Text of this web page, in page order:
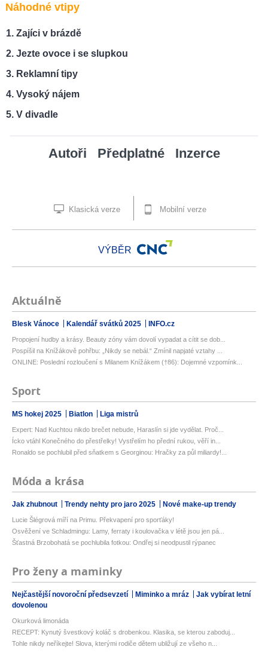
Náhodné vtipy
Zajíci v brázdě
Jezte ovoce i se slupkou
Reklamní tipy
Vysoký nájem
V divadle
Autoři Předplatné Inzerce
Klasická verze Mobilní verze
VÝBĚR
Aktuálně
Blesk Vánoce Kalendář svátků 2025 INFO.cz
Propojení hudby a krásy. Beauty zóny vám dovolí vypadat a cítit se dob...
Pospíšil na Knížákově pohřbu: „Nikdy se nebál.“ Zmínil napjaté vztahy ...
ONLINE: Poslední rozloučení s Milanem Knížákem (†86): Dojemné vzpomínk...
Sport
MS hokej 2025 Biatlon Liga mistrů
Expert: Nad Kuchtou nikdo brečet nebude, Haraslín si jde vydělat. Proč...
Ícko vtáhl Konečného do přestřelky! Vystřelím ho přední rukou, věří in...
Ronaldo se pochlubil před sňatkem s Georginou: Hračky za půl miliardy!...
Móda a krása
Jak zhubnout Trendy nehty pro jaro 2025 Nové make-up trendy
Lucie Šlégrová míří na Primu. Překvapení pro sporťáky!
Osvěžení ve Schladmingu: Lamy, ferraty i koulovačka v létě jsou jen pá...
Šťastná Brzobohatá se pochlubila fotkou: Ondřej si neodpustil rýpanec
Pro ženy a maminky
Nejčastější novoroční předsevzetí Miminko a mráz
Jak vybírat letní
dovolenou
Okurková limonáda
RECEPT: Kynutý švestkový koláč s drobenkou. Klasika, se kterou zaboduj...
Tohle nikdy neříkejte! Slova, kterými rodiče dětem ubližují ze všeho n...